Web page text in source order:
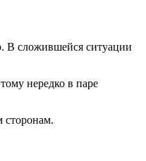
В сложившейся ситуации
нередко в паре
сторонам.